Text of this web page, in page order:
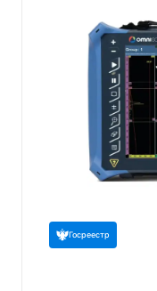
Госреестр